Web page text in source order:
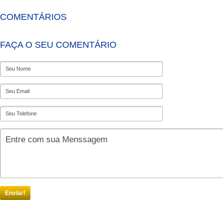
COMENTÁRIOS
FAÇA O SEU COMENTÁRIO
Enviar!